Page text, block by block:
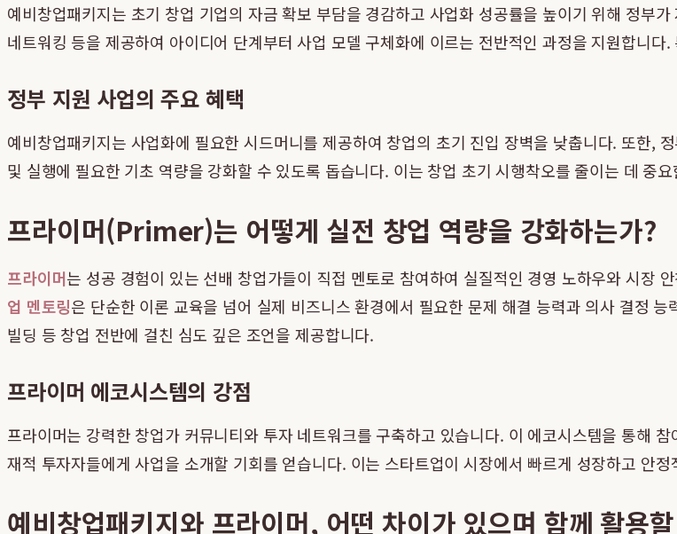
예비창업패키지는 초기 창업 기업의 자금 확보 부담을 경감하고 사업화 성공률을 높이기 위해 정부
네트워킹 등을 제공하여 아이디어 단계부터 사업 모델 구체화에 이르는 전반적인 과정을 지원합니
정부 지원 사업의 주요 혜택
예비창업패키지는 사업화에 필요한 시드머니를 제공하여 창업의 초기 진입 장벽을 낮춥니다. 또한,
및 실행에 필요한 기초 역량을 강화할 수 있도록 돕습니다. 이는 창업 초기 시행착오를 줄이는 데 중
프라이머(Primer)는 어떻게 실전 창업 역량을 강화하는가?
프라이머는 성공 경험이 있는 선배 창업가들이 직접 멘토로 참여하여 실질적인 경영 노하우와 시장
업 멘토링은 단순한 이론 교육을 넘어 실제 비즈니스 환경에서 필요한 문제 해결 능력과 의사 결정
빌딩 등 창업 전반에 걸친 심도 깊은 조언을 제공합니다.
프라이머 에코시스템의 강점
프라이머는 강력한 창업가 커뮤니티와 투자 네트워크를 구축하고 있습니다. 이 에코시스템을 통해
재적 투자자들에게 사업을 소개할 기회를 얻습니다. 이는 스타트업이 시장에서 빠르게 성장하고 안
예비창업패키지와 프라이머, 어떤 차이가 있으며 함께 활용